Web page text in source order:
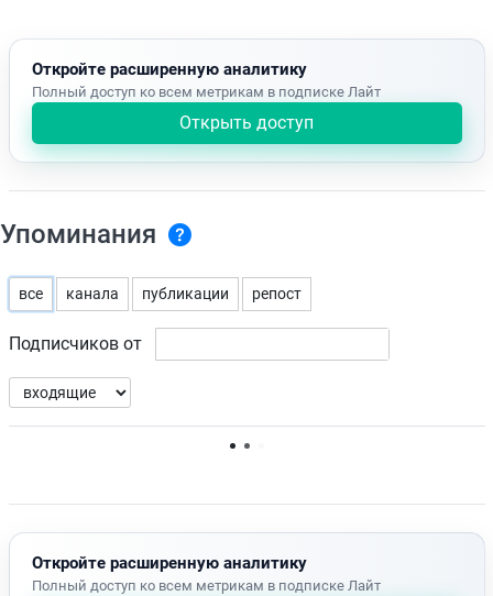
Откройте расширенную аналитику
Полный доступ ко всем метрикам в подписке Лайт
Открыть доступ
Упоминания
все канала публикации репост
Подписчиков от
Нет доступных упоминаний.
Откройте расширенную аналитику
Полный доступ ко всем метрикам в подписке Лайт